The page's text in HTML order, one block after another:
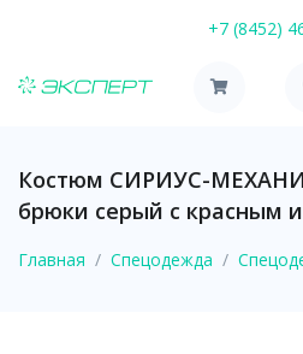
+7 (8452)
Костюм СИРИУС-
брюки серый с красным
Главная Спецодежда